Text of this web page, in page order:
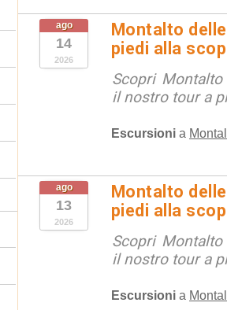
ago
14
2026
Montalto
piedi alla
Scopri
il nostro tour a
Escursioni a
ago
13
2026
Montalto
piedi alla
Scopri
il nostro tour a
Escursioni a